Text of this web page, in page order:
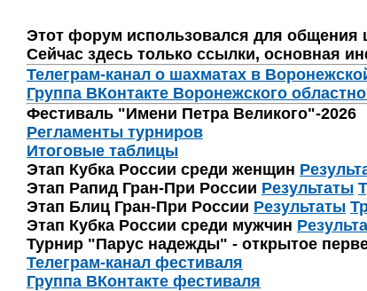
Этот форум использовался для
Сейчас здесь только ссылки, основная
Телеграм-канал о шахматах в
Группа ВКонтакте Воронежского
Фестиваль "Имени Петра Великого"-2026
Регламенты турниров
Итоговые таблицы
Этап Кубка России среди женщин
Этап Рапид Гран-При России Результаты
Этап Блиц Гран-При России Результаты
Этап Кубка России среди мужчин
Турнир "Парус надежды" - открытое
Телеграм-канал фестиваля
Группа ВКонтакте фестиваля